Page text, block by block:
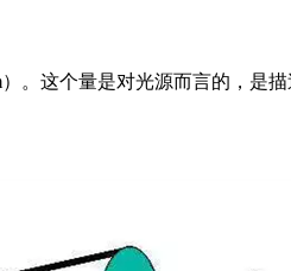
。这个量是对光源而言的，是